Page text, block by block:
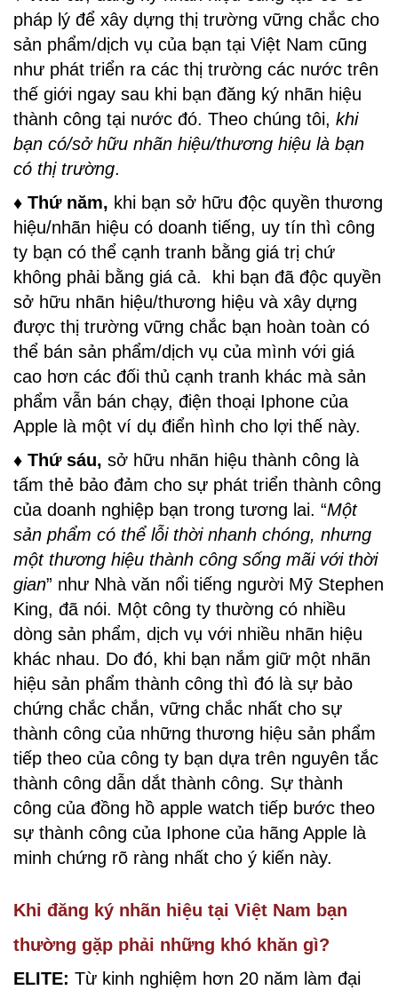
pháp lý để xây dựng thị trường vững chắc cho
sản phẩm/dịch vụ của bạn tại Việt Nam cũng
như phát triển ra các thị trường các nước trên
thế giới ngay sau khi bạn đăng ký nhãn hiệu
thành công tại nước đó. Theo chúng tôi, khi
bạn có/sở hữu nhãn hiệu/thương hiệu là bạn
có thị trường.
♦ Thứ năm, khi bạn sở hữu độc quyền thương
hiệu/nhãn hiệu có doanh tiếng, uy tín thì công
ty bạn có thể cạnh tranh bằng giá trị chứ
không phải bằng giá cả. khi bạn đã độc quyền
sở hữu nhãn hiệu/thương hiệu và xây dựng
được thị trường vững chắc bạn hoàn toàn có
thể bán sản phẩm/dịch vụ của mình với giá
cao hơn các đối thủ cạnh tranh khác mà sản
phẩm vẫn bán chạy, điện thoại Iphone của
Apple là một ví dụ điển hình cho lợi thế này.
♦ Thứ sáu, sở hữu nhãn hiệu thành công là
tấm thẻ bảo đảm cho sự phát triển thành công
của doanh nghiệp bạn trong tương lai. “Một
sản phẩm có thể lỗi thời nhanh chóng, nhưng
một thương hiệu thành công sống mãi với thời
gian” như Nhà văn nổi tiếng người Mỹ Stephen
King, đã nói. Một công ty thường có nhiều
dòng sản phẩm, dịch vụ với nhiều nhãn hiệu
khác nhau. Do đó, khi bạn nắm giữ một nhãn
hiệu sản phẩm thành công thì đó là sự bảo
chứng chắc chắn, vững chắc nhất cho sự
thành công của những thương hiệu sản phẩm
tiếp theo của công ty bạn dựa trên nguyên tắc
thành công dẫn dắt thành công. Sự thành
công của đồng hồ apple watch tiếp bước theo
sự thành công của Iphone của hãng Apple là
minh chứng rõ ràng nhất cho ý kiến này.
Khi đăng ký nhãn hiệu tại Việt Nam bạn
thường gặp phải những khó khăn gì?
ELITE: Từ kinh nghiệm hơn 20 năm làm đại